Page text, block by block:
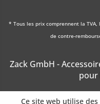
* Tous les prix comprennent la TVA,
de contre-
Zack GmbH -
pour
Ce site web utilise